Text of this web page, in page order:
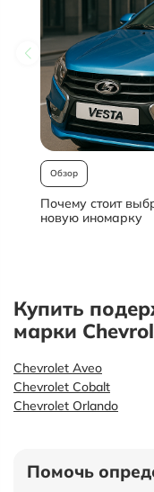
Обзор
Почему стоит
новую иномарку
Купить
марки
Chevrolet Aveo
Chevrolet Cobalt
Chevrolet Orlando
Помочь